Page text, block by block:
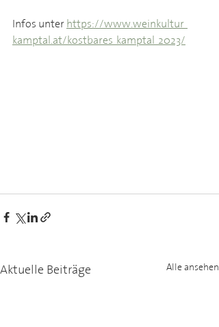
Infos unter https://www.weinkultur-
kamptal.at/kostbares-kamptal-2023/
Aktuelle Beiträge Alle ansehen